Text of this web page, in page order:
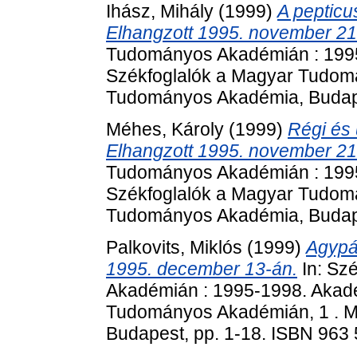
Ihász, Mihály (1999)A
Elhangzott 1995. november
Tudományos Akadémián :
Székfoglalók a Magyar
Tudományos Akadémia,
Méhes, Károly (1999) Régi és
Elhangzott 1995. november
Tudományos Akadémián :
Székfoglalók a Magyar
Tudományos Akadémia,
Palkovits, Miklós (1999)
1995. december 13-án. In:
Akadémián : 1995-1998.
Tudományos Akadémián, 1 .
Budapest, pp. 1-18. ISBN 963